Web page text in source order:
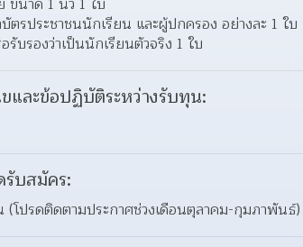
บัตรประชาชนนักเรียน และผู้ปกครอง อย่างละ 1 ใบ
รับรองว่าเป็นนักเรียนตัวจริง 1 ใบ
ขและข้อปฏิบัติระหว่างรับทุน:
รับสมัคร:
(โปรดติดตามประกาศช่วงเดือนตุลาคม-กุมภาพันธ์)